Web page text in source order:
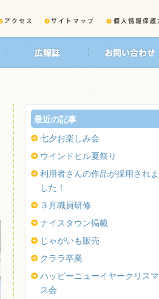
最近の記事
七夕お楽しみ会
ウインドヒル夏祭り
利用者さんの作品が採用されま
した！
３月職員研修
ナイスタウン掲載
じゃがいも販売
クララ卒業
ハッピーニューイヤークリスマ
ス会